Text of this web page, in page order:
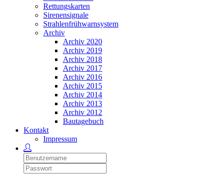
Rettungskarten
Sirenensignale
Strahlenfrühwarnsystem
Archiv
Archiv 2020
Archiv 2019
Archiv 2018
Archiv 2017
Archiv 2016
Archiv 2015
Archiv 2014
Archiv 2013
Archiv 2012
Bautagebuch
Kontakt
Impressum